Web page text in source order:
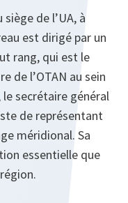
siège de l’UA, à
est dirigé par un
rang, qui est le
de l’OTAN au sein
le secrétaire général
de représentant
méridional. Sa
essentielle que